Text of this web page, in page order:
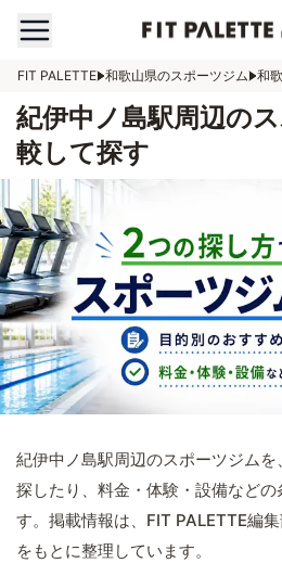
FIT PALETTE 和歌山県のスポーツジム 和
紀伊中ノ島駅周辺の
較して探す
紀伊中ノ島駅周辺のスポーツジム
探したり、料金・体験・設備など
す。掲載情報は、FIT PALETTE編
をもとに整理しています。